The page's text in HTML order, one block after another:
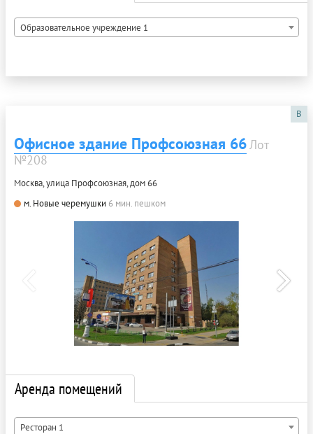
Образовательное учреждение 1
B
Офисное здание Профсоюзная 66Лот
№208
Москва, улица Профсоюзная, дом 66
м. Новые черемушки 6 мин. пешком
Аренда помещений
Ресторан 1